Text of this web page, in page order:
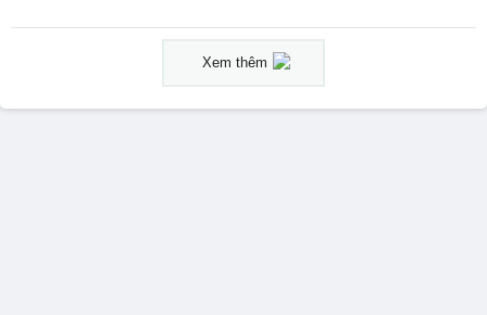
Xem thêm